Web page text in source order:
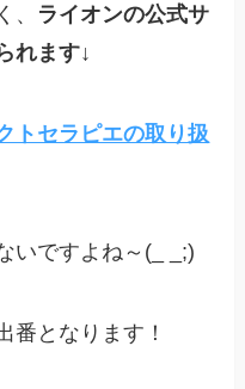
、 ライオンの公式サ
れます↓
トセラピエの取り扱
いですよね～(_ _;)
となります！